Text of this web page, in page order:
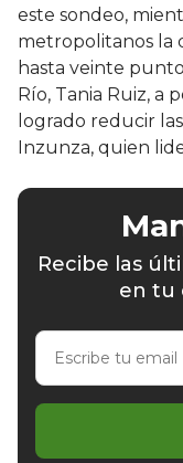
este sondeo,
metropolitanos la
hasta veinte
Río, Tania Ruiz, a
logrado reducir
Inzunza, quien
Recibe las
en tu
Escribe
email